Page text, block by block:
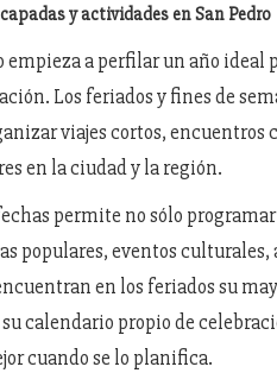
y actividades en San Pedro
empieza a perfilar un año ideal
Los feriados y fines de
viajes cortos, encuentros
en la ciudad y la región.
permite no sólo programar
populares, eventos culturales,
en los feriados su
calendario propio de
cuando se lo planifica.